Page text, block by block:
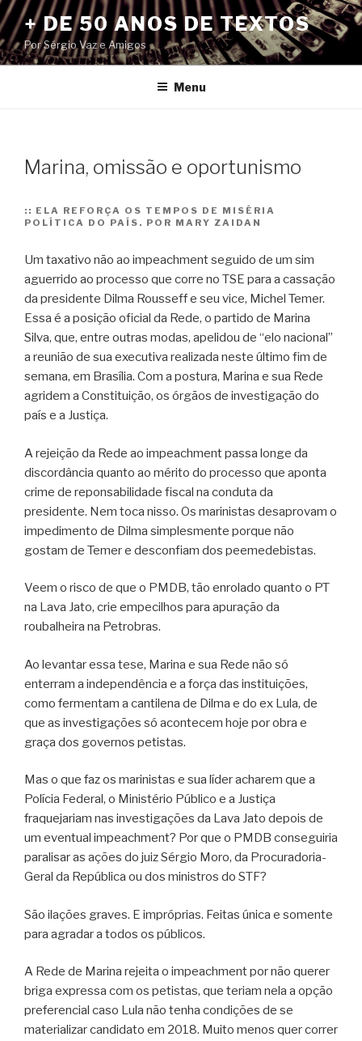
Pular
para
o
conteúdo
+ DE 50 ANOS DE TEXTOS
Por Sérgio Vaz e Amigos
Menu
Marina, omissão e oportunismo
:: ELA REFORÇA OS TEMPOS DE MISÉRIA
POLÍTICA DO PAÍS. POR MARY ZAIDAN
Um taxativo não ao impeachment seguido de um sim
aguerrido ao processo que corre no TSE para a cassação
da presidente Dilma Rousseff e seu vice, Michel Temer.
Essa é a posição oficial da Rede, o partido de Marina
Silva, que, entre outras modas, apelidou de “elo nacional”
a reunião de sua executiva realizada neste último fim de
semana, em Brasília. Com a postura, Marina e sua Rede
agridem a Constituição, os órgãos de investigação do
país e a Justiça.
A rejeição da Rede ao impeachment passa longe da
discordância quanto ao mérito do processo que aponta
crime de reponsabilidade fiscal na conduta da
presidente. Nem toca nisso. Os marinistas desaprovam o
impedimento de Dilma simplesmente porque não
gostam de Temer e desconfiam dos peemedebistas.
Veem o risco de que o PMDB, tão enrolado quanto o PT
na Lava Jato, crie empecilhos para apuração da
roubalheira na Petrobras.
Ao levantar essa tese, Marina e sua Rede não só
enterram a independência e a força das instituições,
como fermentam a cantilena de Dilma e do ex Lula, de
que as investigações só acontecem hoje por obra e
graça dos governos petistas.
Mas o que faz os marinistas e sua líder acharem que a
Polícia Federal, o Ministério Público e a Justiça
fraquejariam nas investigações da Lava Jato depois de
um eventual impeachment? Por que o PMDB conseguiria
paralisar as ações do juiz Sérgio Moro, da Procuradoria-
Geral da República ou dos ministros do STF?
São ilações graves. E impróprias. Feitas única e somente
para agradar a todos os públicos.
A Rede de Marina rejeita o impeachment por não querer
briga expressa com os petistas, que teriam nela a opção
preferencial caso Lula não tenha condições de se
materializar candidato em 2018. Muito menos quer correr